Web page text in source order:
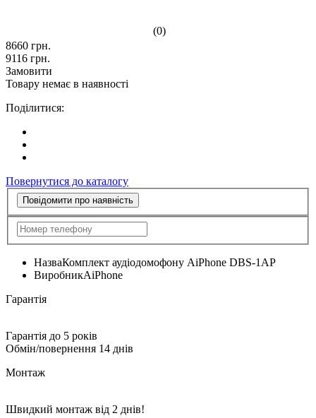
(0)
8660 грн.
9116 грн.
Замовити
Товару немає в наявності
Поділитися:
Повернутися до каталогу
Повідомити про наявність
НазваКомплект аудіодомофону AiPhone DBS-1AP
ВиробникAiPhone
Гарантія
Гарантія до 5 років
Обмін/повернення 14 днів
Монтаж
Швидкий монтаж від 2 днів!